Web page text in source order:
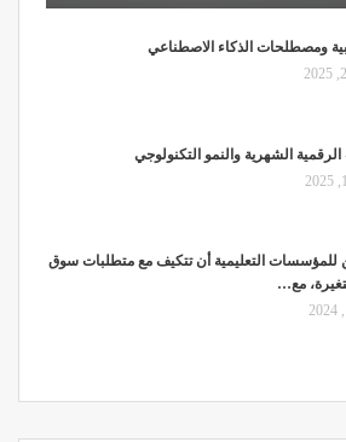
ومصطلحات الذكاء الاصطناعي
الرقمية الشهرية والنمو التكنولوجي
التعليمية أن تتكيف مع متطلبات سوق
مع…